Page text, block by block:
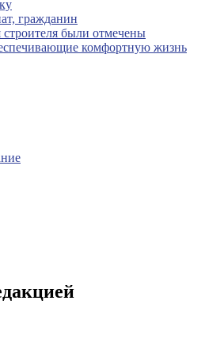
гражданин
были отмечены
комфортную жизнь